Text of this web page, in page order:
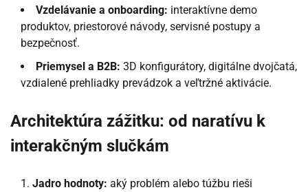
Vzdelávanie a onboarding: interaktívne demo
produktov, priestorové návody, servisné postupy a
bezpečnosť.
Priemysel a B2B: 3D konfigurátory, digitálne dvojčatá,
vzdialené prehliadky prevádzok a veľtržné aktivácie.
Architektúra zážitku: od naratívu k
interakčným slučkám
Jadro hodnoty: aký problém alebo túžbu rieši